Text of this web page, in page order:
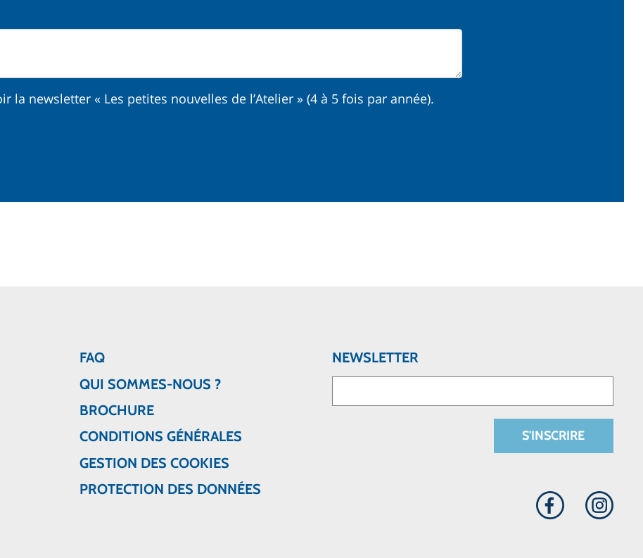
la newsletter « Les petites nouvelles de l’Atelier » (4 à 5 fois par année).
FAQ
QUI SOMMES-NOUS ?
BROCHURE
CONDITIONS GÉNÉRALES
GESTION DES COOKIES
PROTECTION DES DONNÉES
NEWSLETTER
S'INSCRIRE